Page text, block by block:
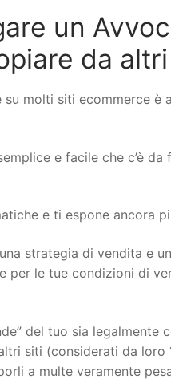
un
da
su molti siti ecommerce
e facile che c’è
e ti espone ancora
strategia di vendita e
per le tue condizioni di
del tuo sia
siti (considerati da loro
a multe veramente